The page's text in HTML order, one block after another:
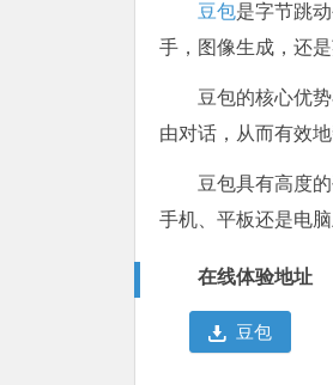
豆包是字节跳
手，图像生成，还
豆包的核心优
由对话，从而有效
豆包具有高度
手机、平板还是电
在线体验地址
豆包